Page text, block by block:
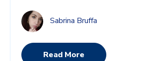
Sabrina Bruffa
Read More